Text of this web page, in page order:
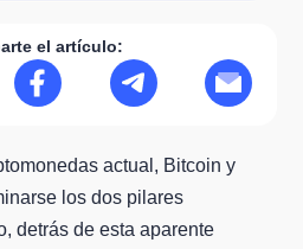
el artículo:
actual, Bitcoin y
los dos pilares
detrás de esta aparente